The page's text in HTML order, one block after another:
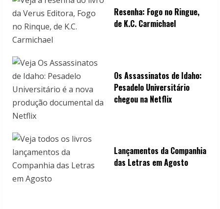
Resenha: Fogo no Ringue,
de K.C. Carmichael
Os Assassinatos de Idaho:
Pesadelo Universitário
chegou na Netflix
Lançamentos da Companhia
das Letras em Agosto